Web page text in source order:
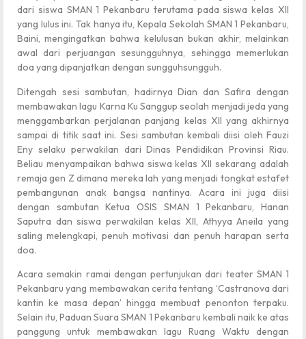
dari siswa SMAN 1 Pekanbaru terutama pada siswa kelas XII
yang lulus ini. Tak hanya itu, Kepala Sekolah SMAN 1 Pekanbaru,
Baini, mengingatkan bahwa kelulusan bukan akhir, melainkan
awal dari perjuangan sesungguhnya, sehingga memerlukan
doa yang dipanjatkan dengan sungguhsungguh.
Ditengah sesi sambutan, hadirnya Dian dan Safira dengan
membawakan lagu Karna Ku Sanggup seolah menjadi jeda yang
menggambarkan perjalanan panjang kelas XII yang akhirnya
sampai di titik saat ini. Sesi sambutan kembali diisi oleh Fauzi
Eny selaku perwakilan dari Dinas Pendidikan Provinsi Riau.
Beliau menyampaikan bahwa siswa kelas XII sekarang adalah
remaja gen Z dimana mereka lah yang menjadi tongkat estafet
pembangunan anak bangsa nantinya. Acara ini juga diisi
dengan sambutan Ketua OSIS SMAN 1 Pekanbaru, Hanan
Saputra dan siswa perwakilan kelas XII, Athyya Aneila yang
saling melengkapi, penuh motivasi dan penuh harapan serta
doa.
Acara semakin ramai dengan pertunjukan dari teater SMAN 1
Pekanbaru yang membawakan cerita tentang ‘Castranova dari
kantin ke masa depan’ hingga membuat penonton terpaku.
Selain itu, Paduan Suara SMAN 1 Pekanbaru kembali naik ke atas
panggung untuk membawakan lagu Ruang Waktu dengan